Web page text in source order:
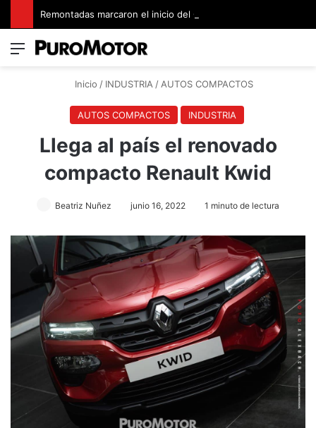
Menú
Inicio / INDUSTRIA/AUTOS COMPACTOS
AUTOS COMPACTOS INDUSTRIA
Llega al país el renovado
compacto Renault Kwid
Beatriz Nuñez junio 16, 2022 1 minuto de lectura